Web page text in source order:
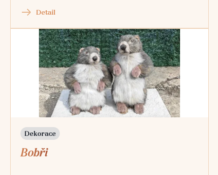
Detail
Dekorace
Bobři